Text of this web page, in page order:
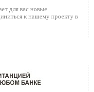
для вас новые
к нашему проекту в